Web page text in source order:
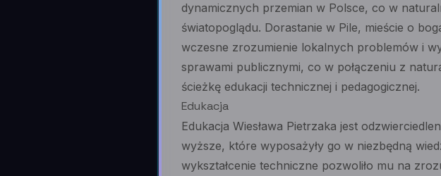
dynamicznych przemian w Polsce, co w
światopoglądu. Dorastanie w Pile, mieście o
wczesne zrozumienie lokalnych problemów i
sprawami publicznymi, co w połączeniu z
ścieżkę edukacji technicznej i pedagogicznej.
Edukacja
Edukacja Wiesława Pietrzaka jest
wyższe, które wyposażyły go w niezbędną
wykształcenie techniczne pozwoliło mu na